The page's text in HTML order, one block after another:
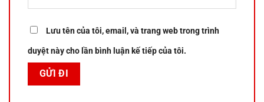
Lưu tên của tôi, email, và trang web trong trình
duyệt này cho lần bình luận kế tiếp của tôi.